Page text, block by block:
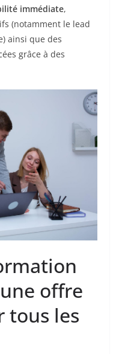
immédiate,
(notamment le lead
ainsi que des
grâce à des
offre
tous les